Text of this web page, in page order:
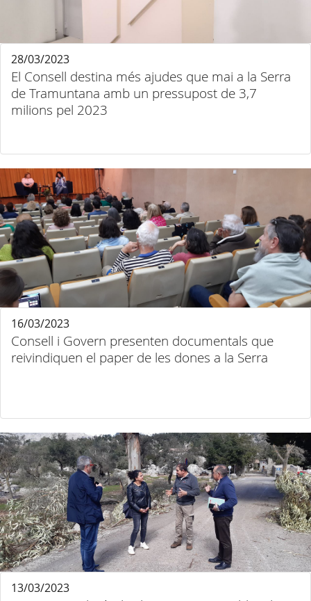
El Consell destina més ajudes que mai a la Serra
de Tramuntana amb un pressupost de 3,7
milions pel 2023
28/03/2023
Consell i Govern presenten documentals que
reivindiquen el paper de les dones a la Serra
16/03/2023
13/03/2023